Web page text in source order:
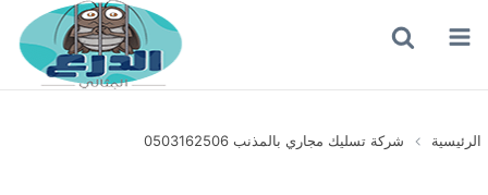
القائمة
الرئيسية شركة تسليك مجاري بالمذنب 0503162506